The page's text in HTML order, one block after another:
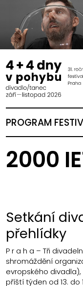
PROGRAM
2000
Setkání
přehlídky
P r a h a – Tři
shromáždění
evropského
příští týden od 13. do